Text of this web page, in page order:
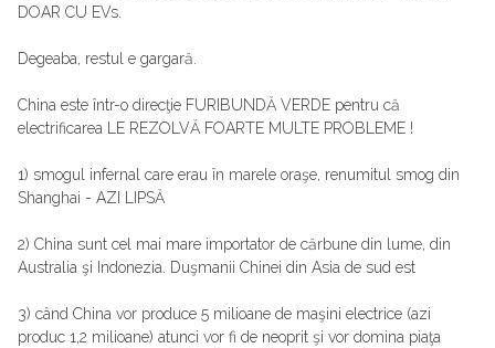
DOAR CU EVs.
Degeaba, restul e gargară.
China este într-o direcţie FURIBUNDĂ VERDE pentru că
electrificarea LE REZOLVĂ FOARTE MULTE PROBLEME !
1) smogul infernal care erau în marele oraşe, renumitul smog din
Shanghai - AZI LIPSĂ
2) China sunt cel mai mare importator de cărbune din lume, din
Australia şi Indonezia. Duşmanii Chinei din Asia de sud est
3) când China vor produce 5 milioane de maşini electrice (azi
produc 1,2 milioane) atunci vor fi de neoprit şi vor domina piaţa